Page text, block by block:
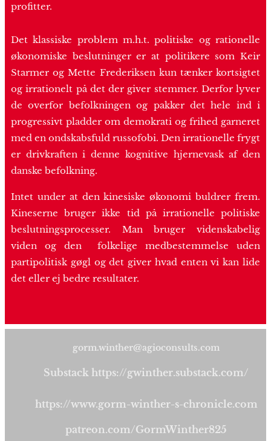
profitter.
Det klassiske problem m.h.t. politiske og rationelle
økonomiske beslutninger er at politikere som Keir
Starmer og Mette Frederiksen kun tænker kortsigtet
og irrationelt på det der giver stemmer. Derfor lyver
de overfor befolkningen og pakker det hele ind i
progressivt pladder om demokrati og frihed garneret
med en ondskabsfuld russofobi. Den irrationelle frygt
er drivkraften i denne kognitive hjernevask af den
danske befolkning.
Intet under at den kinesiske økonomi buldrer frem.
Kineserne bruger ikke tid på irrationelle politiske
beslutningsprocesser. Man bruger videnskabelig
viden og den folkelige medbestemmelse uden
partipolitisk gøgl og det giver hvad enten vi kan lide
det eller ej bedre resultater.
gorm.winther@agioconsults.com
Substack https://gwinther.substack.com/
https://www.gorm-winther-s-chronicle.com
patreon.com/GormWinther825